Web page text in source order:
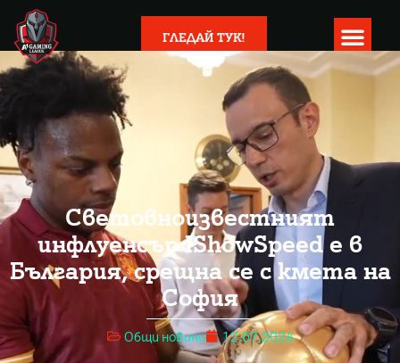
ГЛЕДАЙ ТУК!
Световноизвестният
инфлуенсър IShowSpeed е в
България, срещна се с кмета на
София
Общи новини 12.07.2024